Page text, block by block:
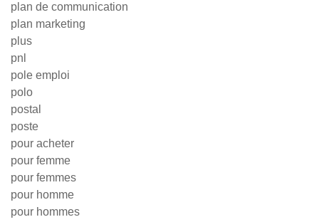
plan de communication
plan marketing
plus
pnl
pole emploi
polo
postal
poste
pour acheter
pour femme
pour femmes
pour homme
pour hommes